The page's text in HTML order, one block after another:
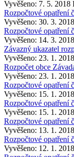
Vyvěšeno: 7. 5. 2018
Rozpočtové opatření
Vyvěšeno: 30. 3. 2018
Rozpočtové opatření
Vyvěšeno: 14. 3. 2018
Závazný ukazatel
Vyvěšeno: 23. 1. 2018
Rozpočet obce
Vyvěšeno: 23. 1. 2018
Rozpočtové opatření
Vyvěšeno: 15. 1. 2018
Rozpočtové opatření
Vyvěšeno: 15. 1. 2018
Rozpočtové opatření
Vyvěšeno: 13. 1. 2018
Rozpočtové opatření
Vyvěšeno: 12. 1. 2018